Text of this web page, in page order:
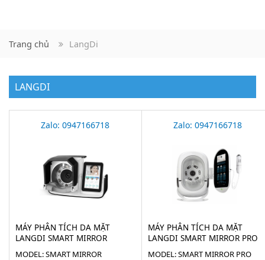
Trang chủ LangDi
LANGDI
Zalo: 0947166718
MÁY PHÂN TÍCH DA MẶT
LANGDI SMART MIRROR
MODEL: SMART MIRROR
Zalo: 0947166718
MÁY PHÂN TÍCH DA MẶT
LANGDI SMART MIRROR PRO
MODEL: SMART MIRROR PRO